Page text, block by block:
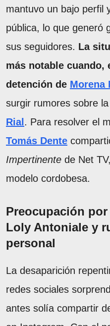
mantuvo un bajo perfil
pública, lo que generó
sus seguidores. La
más notable cuando,
detención de Morena
surgir rumores sobre
Rial . Para resolver el
Tomás Dente
Impertinente de Net
modelo cordobesa.
Preocupación
Loly Antoniale y
personal
La desaparición
redes sociales
antes solía compartir